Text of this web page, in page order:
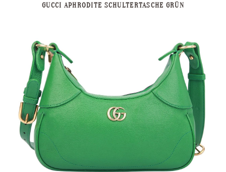
GUCCI APHRODITE SCHULTERTASCHE GRÜN